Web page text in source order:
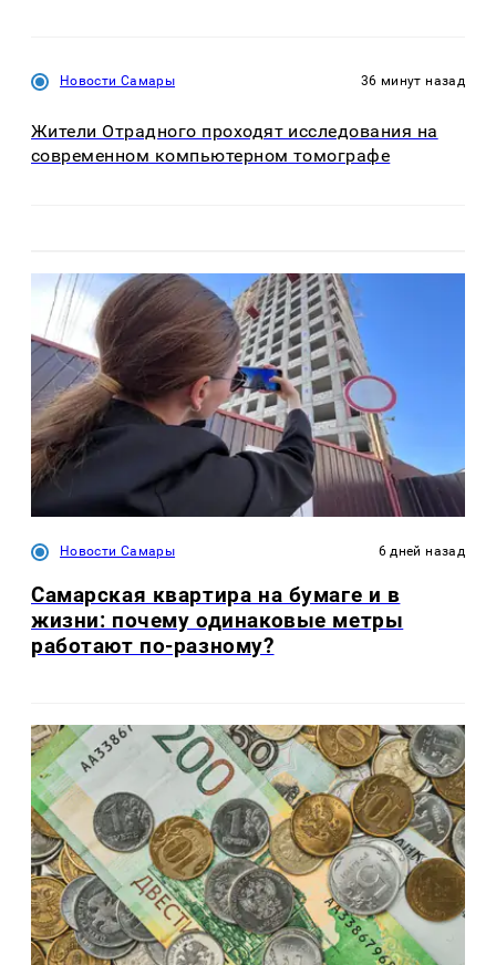
Новости Самары 36 минут назад
Жители Отрадного проходят исследования на
современном компьютерном томографе
Новости Самары 6 дней назад
Самарская квартира на бумаге и в
жизни: почему одинаковые метры
работают по-разному?